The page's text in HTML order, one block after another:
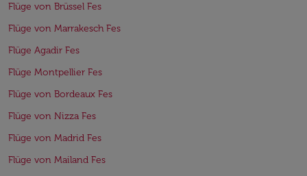
Flüge von Brüssel Fes
Flüge von Marrakesch Fes
Flüge Agadir Fes
Flüge Montpellier Fes
Flüge von Bordeaux Fes
Flüge von Nizza Fes
Flüge von Madrid Fes
Flüge von Mailand Fes